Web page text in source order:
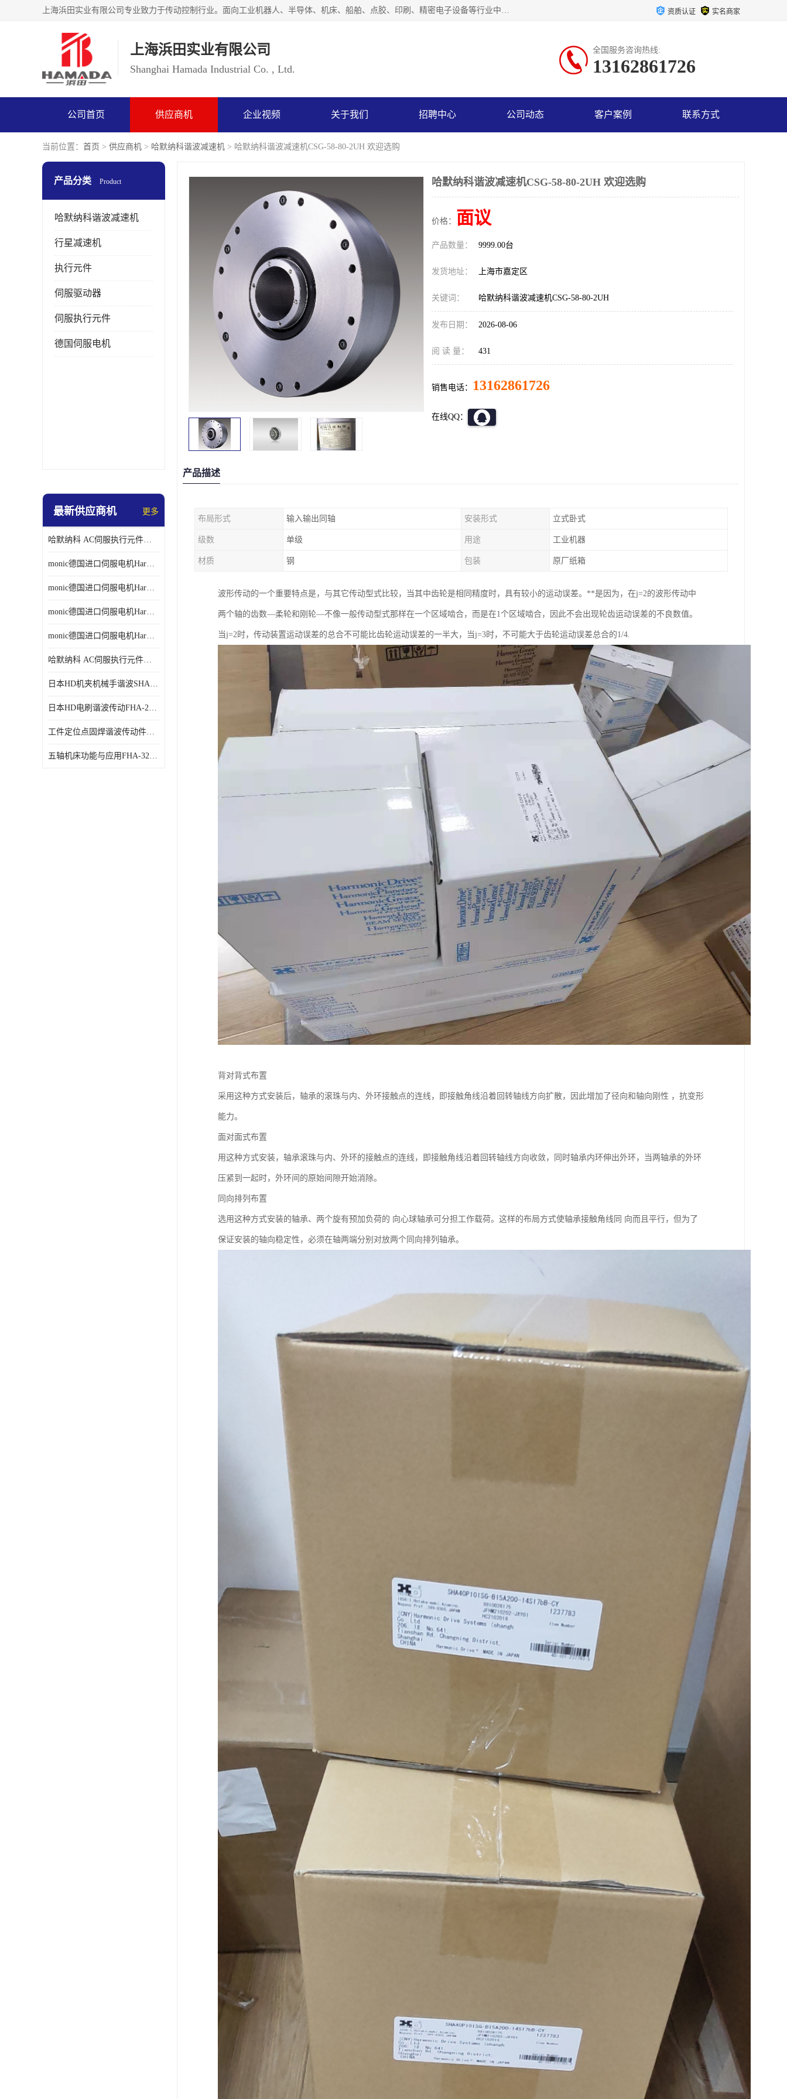
上海浜田实业有限公司专业致力于传动控制行业。面向工业机器人、半导体、机床、船舶、点胶、印刷、精密电子设备等行业中的运动控制技术。为日本哈默纳科（HarmonicDrive简称HD）中国地区定代理商，其生产的HarmonicDrive谐波减速机，具有轻量、小型、传动效率高、减速范围广、精度高等特点，被广泛应用于各种传动系统中。完善的技术，完善的售后，让您的选择无后顾之忧，欢迎您的来电洽谈！ 资质认证 实名商家
上海浜田实业有限公司
Shanghai Hamada Industrial Co. , Ltd.
全国服务咨询热线:
13162861726
公司首页 供应商机 企业视频 关于我们 招聘中心 公司动态 客户案例 联系方式
当前位置： 首页 > 供应商机 > 哈默纳科谐波减速机 > 哈默纳科谐波减速机CSG-58-80-2UH 欢迎选购
产品分类 Product
哈默纳科谐波减速机
行星减速机
执行元件
伺服驱动器
伺服执行元件
德国伺服电机
最新供应商机 更多
哈默纳科 AC伺服执行元件扁平型SHA系列 议价
monic德国进口伺服电机Har中国总代理单价
monic德国进口伺服电机Har中国总代理代理
monic德国进口伺服电机Har中国总代理公司
monic德国进口伺服电机Har中国总代理供应
哈默纳科 AC伺服执行元件扁平型SHA系列
日本HD机夹机械手谐波SHA32A120CG-B12B
日本HD电刷谐波传动FHA-25C-50-E250-C
工件定位点固焊谐波传动件哈默纳科CSF-45-100-2UH
五轴机床功能与应用FHA-32C-50-US250
哈默纳科谐波减速机CSG-58-80-2UH 欢迎选购
价格： 面议
产品数量： 9999.00台
发货地址： 上海市嘉定区
关键词： 哈默纳科谐波减速机CSG-58-80-2UH
发布日期： 2026-08-06
阅 读 量： 431
销售电话： 13162861726
在线QQ：
产品描述
布局形式 输入输出同轴 安装形式 立式卧式
级数 单级 用途 工业机器
材质 钢 包装 原厂纸箱
波形传动的一个重要特点是，与其它传动型式比较，当其中齿轮是相同精度时，具有较小的运动误差。**是因为，在j=2的波形传动中
两个轴的齿数—柔轮和刚轮—不像一般传动型式那样在一个区域啮合，而是在1个区域啮合，因此不会出现轮齿运动误差的不良数值。
当j=2时，传动装置运动误差的总合不可能比齿轮运动误差的一半大，当j=3时，不可能大于齿轮运动误差总合的1/4.
背对背式布置
采用这种方式安装后，轴承的滚珠与内、外环接触点的连线，即接触角线沿着回转轴线方向扩散，因此增加了径向和轴向刚性 ，抗变形
能力。
面对面式布置
用这种方式安装，轴承滚珠与内、外环的接触点的连线，即接触角线沿着回转轴线方向收敛，同时轴承内环伸出外环，当两轴承的外环
压紧到一起时，外环间的原始间隙开始消除。
同向排列布置
选用这种方式安装的轴承、两个旋有预加负荷的 向心球轴承可分担工作载荷。这样的布局方式使轴承接触角线同 向而且平行，但为了
保证安装的轴向稳定性，必须在轴两端分别对放两个同向排列轴承。